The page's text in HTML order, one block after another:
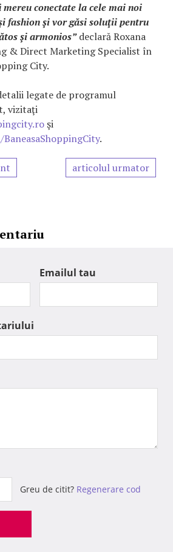
conectate la cele mai noi
fashion şi vor găsi soluţii pentru
şi armonios”declară Roxana
& Direct Marketing Specialist în
City.
legate de programul
vizitaţi
şi
.
articolul urmator
Emailul tau
Greu de citit? Regenerare cod